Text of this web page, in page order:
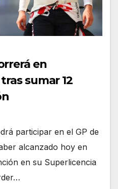
en
sumar 12
participar en el GP de
alcanzado hoy en
en su Superlicencia